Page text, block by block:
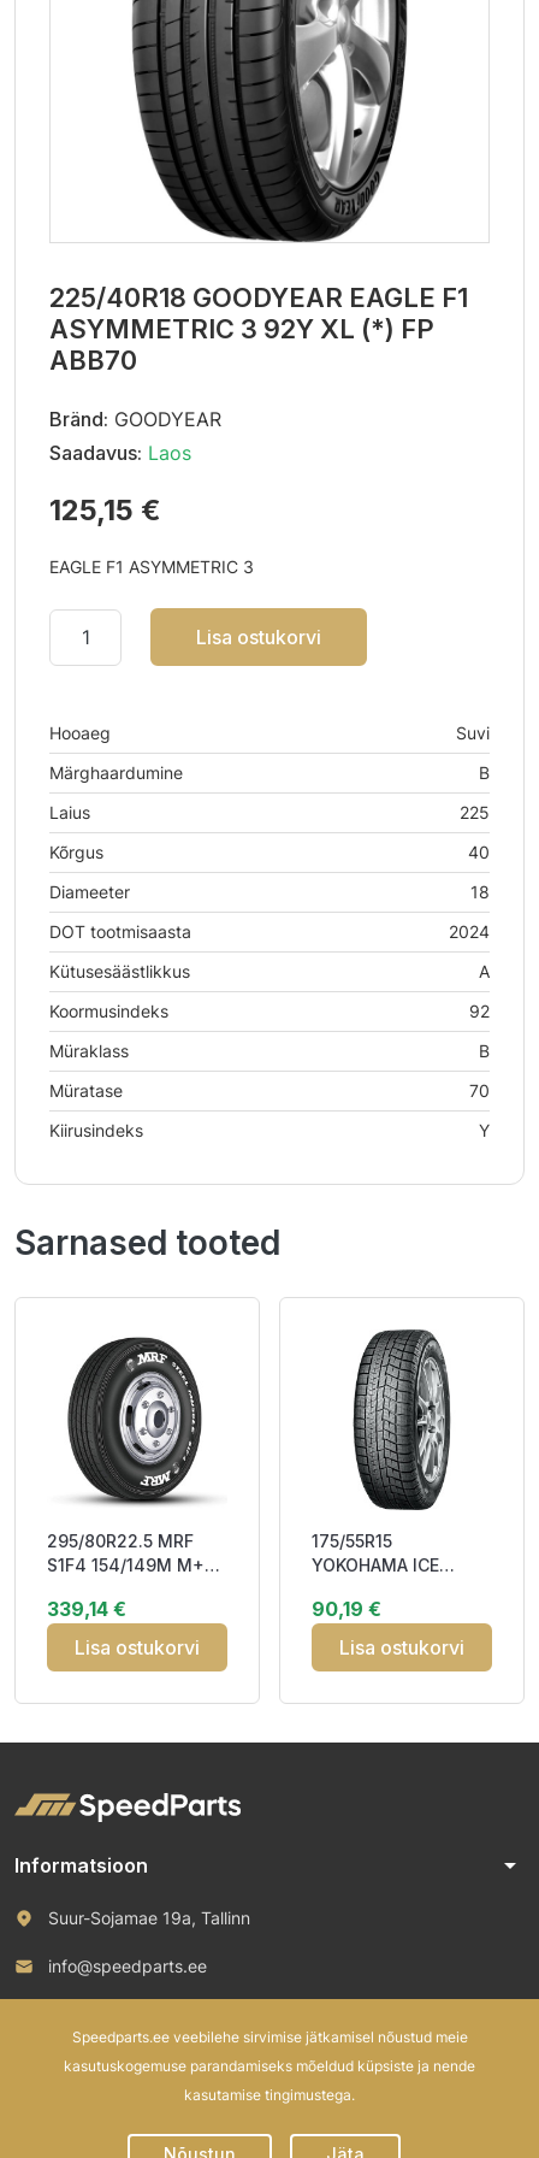
225/40R18 GOODYEAR EAGLE F1
ASYMMETRIC 3 92Y XL (*) FP
ABB70
Bränd: GOODYEAR
Saadavus: Laos
125,15 €
EAGLE F1 ASYMMETRIC 3
Lisa ostukorvi
Hooaeg
Suvi
Märghaardumine
B
Laius
225
Kõrgus
40
Diameeter
18
DOT tootmisaasta
2024
Kütusesäästlikkus
A
Koormusindeks
92
Müraklass
B
Müratase
70
Kiirusindeks
Y
Sarnased tooted
295/80R22.5 MRF
S1F4 154/149M M+S
REGIONAL DCB72
339,14 €
Lisa ostukorvi
175/55R15
YOKOHAMA ICE
Friction DEB71 3PMSF
M+S
90,19 €
Lisa ostukorvi
Informatsioon arrow_drop_down
Suur-Sojamae 19a, Tallinn
info@speedparts.ee
Speedparts.ee veebilehe sirvimise jätkamisel nõustud meie
kasutuskogemuse parandamiseks mõeldud küpsiste ja nende
kasutamise tingimustega.
Nõustun Jäta